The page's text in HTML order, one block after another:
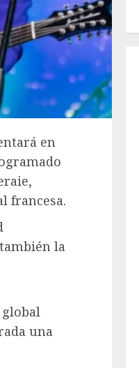
en
francesa.
la
una